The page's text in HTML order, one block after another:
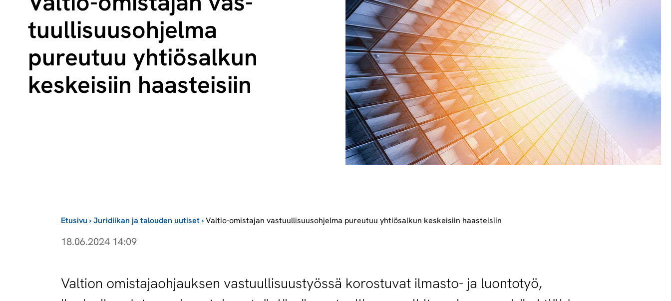
tuul­li­suus­oh­jel­ma
pureutuu yhtiösalkun
keskeisiin haasteisiin
Etusivu ›Juridiikan ja talouden uutiset›Valtio-omistajan vastuullisuusohjelma pureutuu yhtiösalkun keskeisiin haasteisiin
18.06.2024 14:09
Valtion omistajaohjauksen vastuullisuustyössä korostuvat ilmasto- ja luontotyö,